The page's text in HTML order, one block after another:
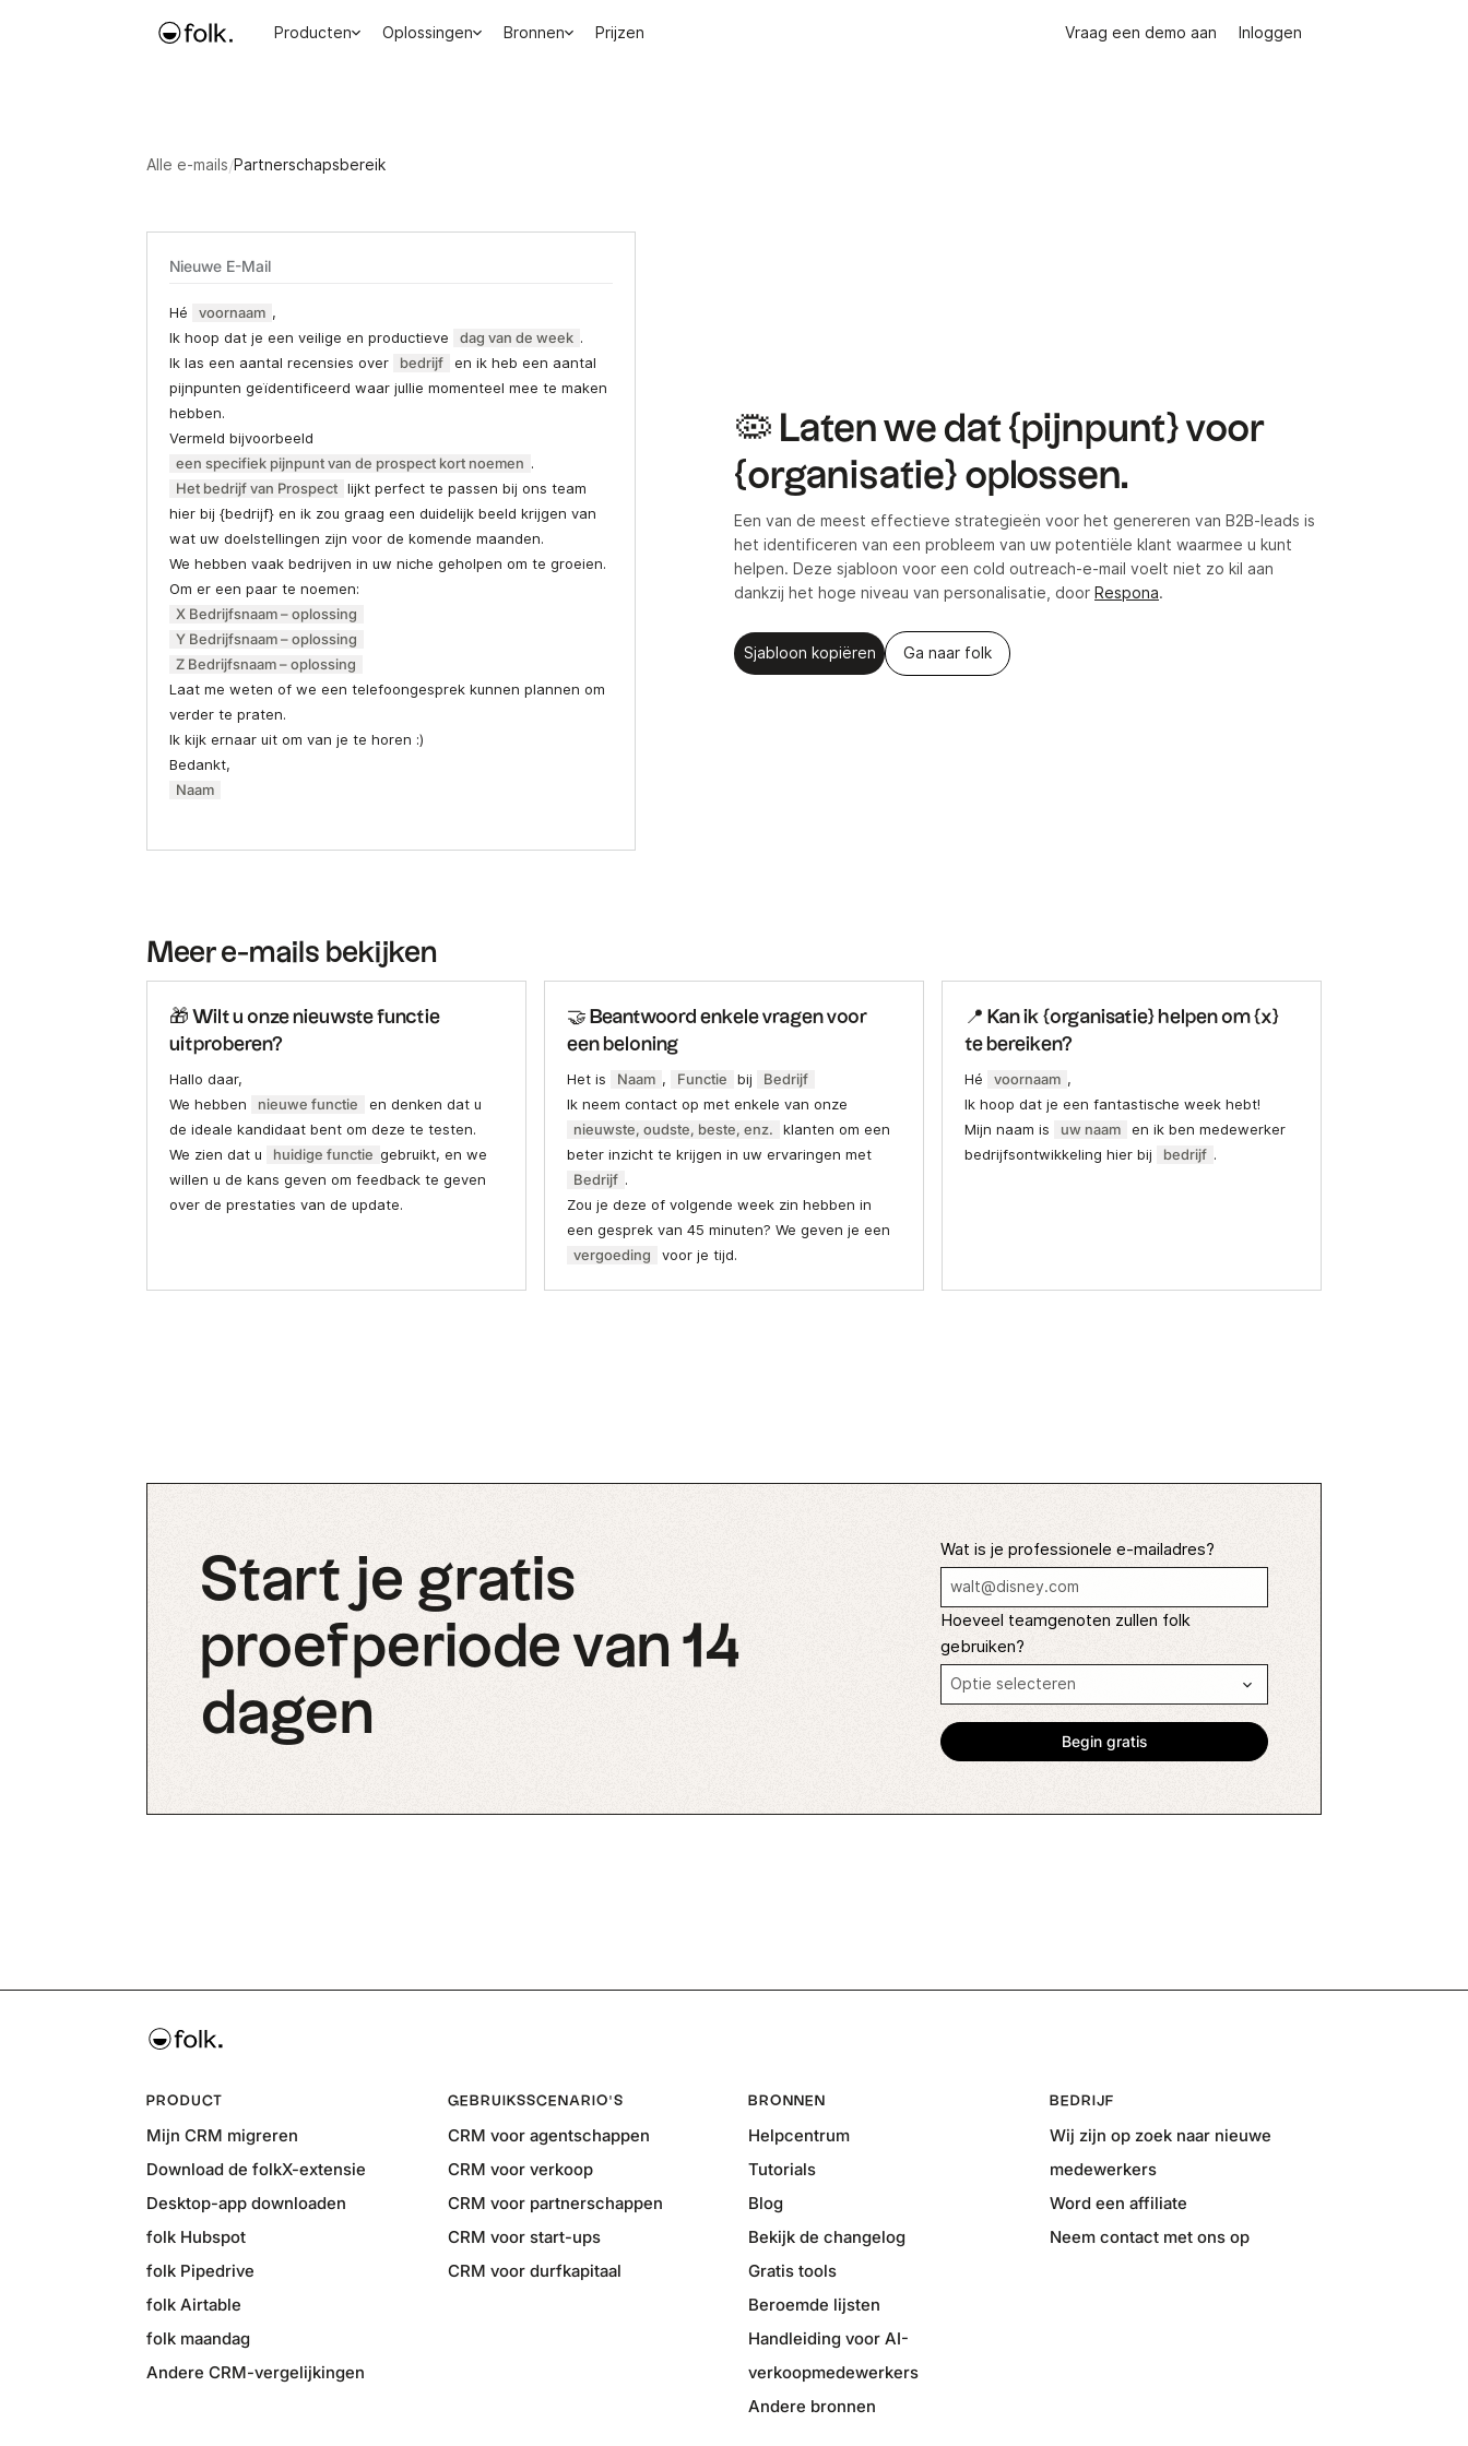
Producten Oplossingen Bronnen Prijzen Vraag een demo aan Inloggen
Alle e-mails/Partnerschapsbereik
Nieuwe E-Mail
Hé voornaam ,
Ik hoop dat je een veilige en productieve
dag van de week .
Ik las een aantal recensies over
bedrijf
en ik heb een aantal
pijnpunten geïdentificeerd waar jullie momenteel mee te maken
hebben.
Vermeld bijvoorbeeld
een specifiek pijnpunt van de prospect kort noemen .
Het bedrijf van Prospect lijkt perfect te passen bij ons team
hier bij {bedrijf} en ik zou graag een duidelijk beeld krijgen van
wat uw doelstellingen zijn voor de komende maanden.
We hebben vaak bedrijven in uw niche geholpen om te groeien.
Om er een paar te noemen:
X Bedrijfsnaam – oplossing
Y Bedrijfsnaam – oplossing
Z Bedrijfsnaam – oplossing
Laat me weten of we een telefoongesprek kunnen plannen om
verder te praten.
Ik kijk ernaar uit om van je te horen :)
Bedankt,
Naam
🦠 Laten we dat {pijnpunt} voor
{organisatie} oplossen.
Een van de meest effectieve strategieën voor het genereren van B2B-leads is
het identificeren van een probleem van uw potentiële klant waarmee u kunt
helpen. Deze sjabloon voor een cold outreach-e-mail voelt niet zo kil aan
dankzij het hoge niveau van personalisatie, door Respona.
Sjabloon kopiëren Ga naar folk
Meer e-mails bekijken
🎁 Wilt u onze nieuwste functie
uitproberen?
Hallo daar,
We hebben
nieuwe functie
en denken dat u
de ideale kandidaat bent om deze te testen.
We zien dat u
huidige functie gebruikt, en we
willen u de kans geven om feedback te geven
over de prestaties van de update.
🤝 Beantwoord enkele vragen voor
een beloning
Het is Naam , Functie bij
Bedrijf
Ik neem contact op met enkele van onze
nieuwste, oudste, beste, enz.
klanten om een
beter inzicht te krijgen in uw ervaringen met
Bedrijf .
Zou je deze of volgende week zin hebben in
een gesprek van 45 minuten? We geven je een
vergoeding
voor je tijd.
📍 Kan ik {organisatie} helpen om {x}
te bereiken?
Hé voornaam ,
Ik hoop dat je een fantastische week hebt!
Mijn naam is
uw naam
en ik ben medewerker
bedrijfsontwikkeling hier bij
bedrijf .
Start je gratis
proefperiode van 14
dagen
Wat is je professionele e-mailadres?
Hoeveel teamgenoten zullen folk
gebruiken?
PRODUCT
Mijn CRM migreren
Download de folkX-extensie
Desktop-app downloaden
folk Hubspot
folk Pipedrive
folk Airtable
folk maandag
Andere CRM-vergelijkingen
GEBRUIKSSCENARIO'S
CRM voor agentschappen
CRM voor verkoop
CRM voor partnerschappen
CRM voor start-ups
CRM voor durfkapitaal
BRONNEN
Helpcentrum
Tutorials
Blog
Bekijk de changelog
Gratis tools
Beroemde lijsten
Handleiding voor AI-
verkoopmedewerkers
Andere bronnen
BEDRIJF
Wij zijn op zoek naar nieuwe
medewerkers
Word een affiliate
Neem contact met ons op